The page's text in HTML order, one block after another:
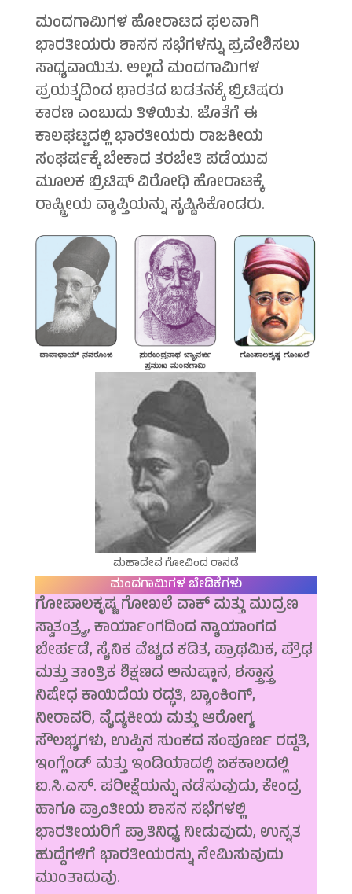
ಮಂದಗಾಮಿಗಳ ಹೋರಾಟದ ಫಲವಾಗಿ
ಭಾರತೀಯರು ಶಾಸನ ಸಭೆಗಳನ್ನು ಪ್ರವೇಶಿಸಲು
ಸಾಧ್ಯವಾಯಿತು. ಅಲ್ಲದೆ ಮಂದಗಾಮಿಗಳ
ಪ್ರಯತ್ನದಿಂದ ಭಾರತದ ಬಡತನಕ್ಕೆ ಬ್ರಿಟಿಷರು
ಕಾರಣ ಎಂಬುದು ತಿಳಿಯಿತು. ಜೊತೆಗೆ ಈ
ಕಾಲಘಟ್ಟದಲ್ಲಿ ಭಾರತೀಯರು ರಾಜಕೀಯ
ಸಂಘರ್ಷಕ್ಕೆ ಬೇಕಾದ ತರಬೇತಿ ಪಡೆಯುವ
ಮೂಲಕ ಬ್ರಿಟಿಷ್ ವಿರೋಧಿ ಹೋರಾಟಕ್ಕೆ
ರಾಷ್ಟ್ರೀಯ ವ್ಯಾಪ್ತಿಯನ್ನು ಸೃಷ್ಟಿಸಿಕೊಂಡರು.
ಮಹಾದೇವ ಗೋವಿಂದ ರಾನಡೆ
ಮಂದಗಾಮಿಗಳ ಬೇಡಿಕೆಗಳು
ಗೋಪಾಲಕೃಷ್ಣ ಗೋಖಲೆ ವಾಕ್ ಮತ್ತು ಮುದ್ರಣ
ಸ್ವಾತಂತ್ರ್ಯ, ಕಾರ್ಯಾಂಗದಿಂದ ನ್ಯಾಯಾಂಗದ
ಬೇರ್ಪಡೆ, ಸೈನಿಕ ವೆಚ್ಚದ ಕಡಿತ, ಪ್ರಾಥಮಿಕ, ಪ್ರೌಢ
ಮತ್ತು ತಾಂತ್ರಿಕ ಶಿಕ್ಷಣದ ಅನುಷ್ಠಾನ, ಶಸ್ತ್ರಾಸ್ತ್ರ
ನಿಷೇಧ ಕಾಯಿದೆಯ ರದ್ಧತಿ, ಬ್ಯಾಂಕಿಂಗ್,
ನೀರಾವರಿ, ವೈದ್ಯಕೀಯ ಮತ್ತು ಆರೋಗ್ಯ
ಸೌಲಭ್ಯಗಳು, ಉಪ್ಪಿನ ಸುಂಕದ ಸಂಪೂರ್ಣ ರದ್ದತಿ,
ಇಂಗ್ಲೆಂಡ್ ಮತ್ತು ಇಂಡಿಯಾದಲ್ಲಿ ಏಕಕಾಲದಲ್ಲಿ
ಐ.ಸಿ.ಎಸ್. ಪರೀಕ್ಷೆಯನ್ನು ನಡೆಸುವುದು, ಕೇಂದ್ರ
ಹಾಗೂ ಪ್ರಾಂತೀಯ ಶಾಸನ ಸಭೆಗಳಲ್ಲಿ
ಭಾರತೀಯರಿಗೆ ಪ್ರಾತಿನಿಧ್ಯ ನೀಡುವುದು, ಉನ್ನತ
ಹುದ್ದೆಗಳಿಗೆ ಭಾರತೀಯರನ್ನು ನೇಮಿಸುವುದು
ಮುಂತಾದುವು.